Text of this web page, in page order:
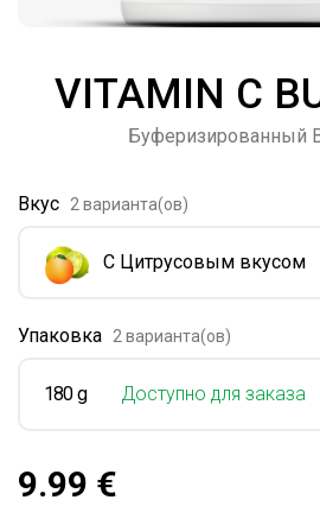
VITAMIN C
Буферизированный
Вкус 2 варианта(ов)
С Цитрусовым вкусом
Упаковка 2 варианта(ов)
180 g Доступно для заказа
9.99 €